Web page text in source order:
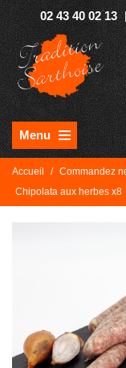
02 43 40 02 13 |
Menu
Accueil / Commandez
Chipolata aux herbes x8